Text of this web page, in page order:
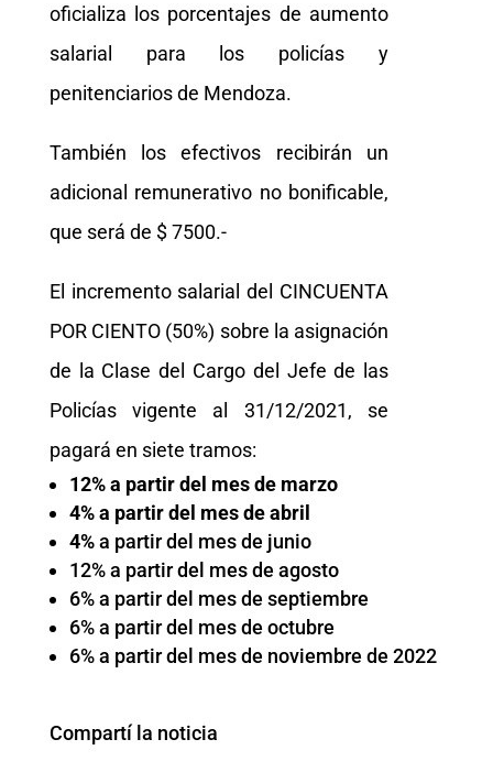
oficializa los porcentajes de aumento
salarial para los policías y
penitenciarios de Mendoza.
También los efectivos recibirán un
adicional remunerativo no bonificable,
que será de $ 7500.-
El incremento salarial del CINCUENTA
POR CIENTO (50%) sobre la asignación
de la Clase del Cargo del Jefe de las
Policías vigente al 31/12/2021, se
pagará en siete tramos:
12% a partir del mes de marzo
4% a partir del mes de abril
4%a partir del mes de junio
12% a partir del mes de agosto
6% a partir del mes de septiembre
6% a partir del mes de octubre
6% a partir del mes de noviembre de 2022
Compartí la noticia